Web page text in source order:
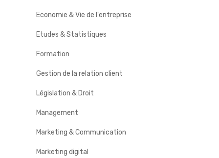
Economie & Vie de l'entreprise
Etudes & Statistiques
Formation
Gestion de la relation client
Législation & Droit
Management
Marketing & Communication
Marketing digital